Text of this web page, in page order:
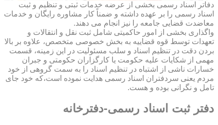
دفاتر اسناد رسمی بخشی از عرضه خدمات ثبتی و تنظیم و ثبت
اسناد رسمی را بر عهده داشته و ضمناً کار مشاوره رایگان و خدمات
معاضدت قضایی جامعه را نیز انجام می دهند.
واگذاری بخشی از امور حاکمیتی شامل ثبت نقل و انتقالات و
تعهدات توسط قوه قضاییه به بخش خصوصی متخصص، علاوه بر بالا
بردن دقت در تنظیم اسناد و سلب مسئولیت در این زمینه، قسمت
مهمی از شکایات علیه حکومت یا کارگزاران حکومتی و جبران
خسارات ناشی از اشتباه در تنظیم اسناد را به سمت گروهی از خود
مردم یعنی سردفتران اسناد رسمی هدایت نموده است،که خود جای
تامل و نگرانی بوده و هست.
دفتر ثبت اسناد رسمی-دفترخانه